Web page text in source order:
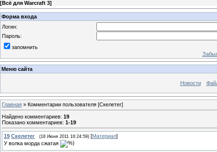
[Всё для Warcraft 3]
Форма входа
Логин:
Пароль:
запомнить
Меню сайта
Новости
Главная » Комментарии пользователя [Скелетег]
Найдено комментариев: 19
Показано комментариев: 1-19
19 Скелетег (18 Июня 2011 16:24:59) [Материал]
У волка морда сжатая